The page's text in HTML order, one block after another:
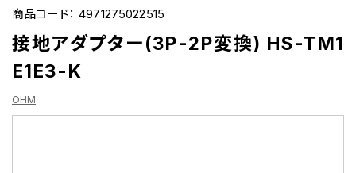
商品コード：4971275022515
接地アダプター(3P-2P変換) HS-TM1
E1E3-K
OHM